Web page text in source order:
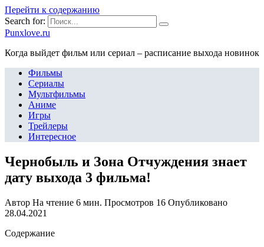
Перейти к содержанию
Search for:
Punxlove.ru
Когда выйдет фильм или сериал – расписание выхода новинок
Фильмы
Сериалы
Мультфильмы
Аниме
Игры
Трейлеры
Интересное
Чернобыль и Зона Отчуждения знает
дату выхода 3 фильма!
Автор На чтение 6 мин. Просмотров 16 Опубликовано
28.04.2021
Содержание